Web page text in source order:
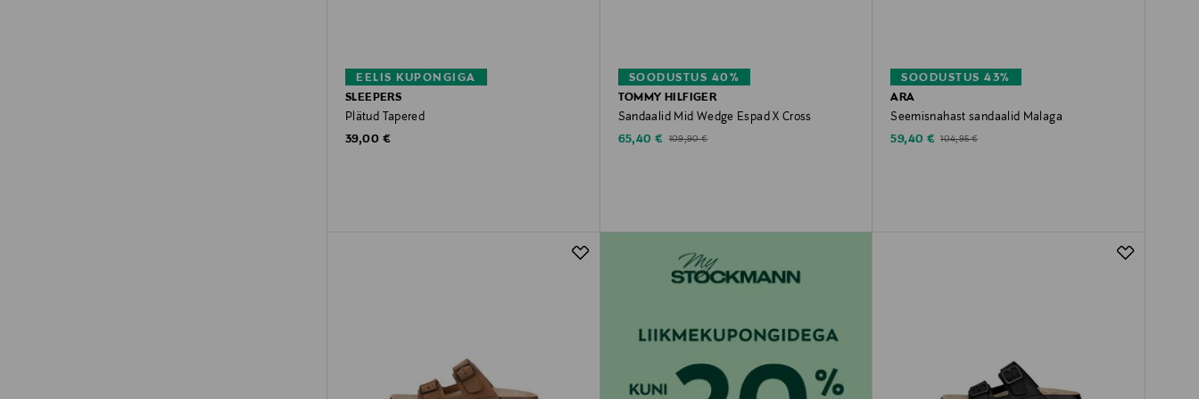
EELIS KUPONGIGA
SLEEPERS
Plätud Tapered
Original Price
39,00 €
SOODUSTUS 40%
TOMMY HILFIGER
Sandaalid Mid Wedge Espad X Cross
Discounted Price
65,40 € Original Price
109,90 €
SOODUSTUS 43%
ARA
Seemisnahast sandaalid Malaga
Discounted Price
59,40 € Original Price
104,95 €